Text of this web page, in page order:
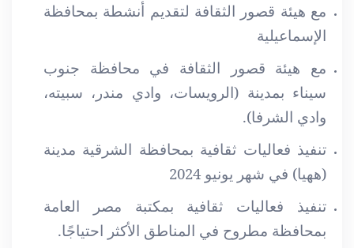
مع هيئة قصور الثقافة لتقديم أنشطة بمحافظة
الإسماعيلية
مع هيئة قصور الثقافة في محافظة جنوب
سيناء بمدينة (الرويسات، وادي مندر، سبيته،
وادي الشرفا).
تنفيذ فعاليات ثقافية بمحافظة الشرقية مدينة
(ههيا) في شهر يونيو 2024
تنفيذ فعاليات ثقافية بمكتبة مصر العامة
بمحافظة مطروح في المناطق الأكثر احتياجًا.